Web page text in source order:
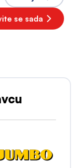
se sada